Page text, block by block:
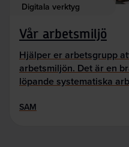
Digitala verktyg
Vår arbetsmiljö
Hjälper er arbetsgrupp
arbetsmiljön. Det är en
löpande systematiska
SAM